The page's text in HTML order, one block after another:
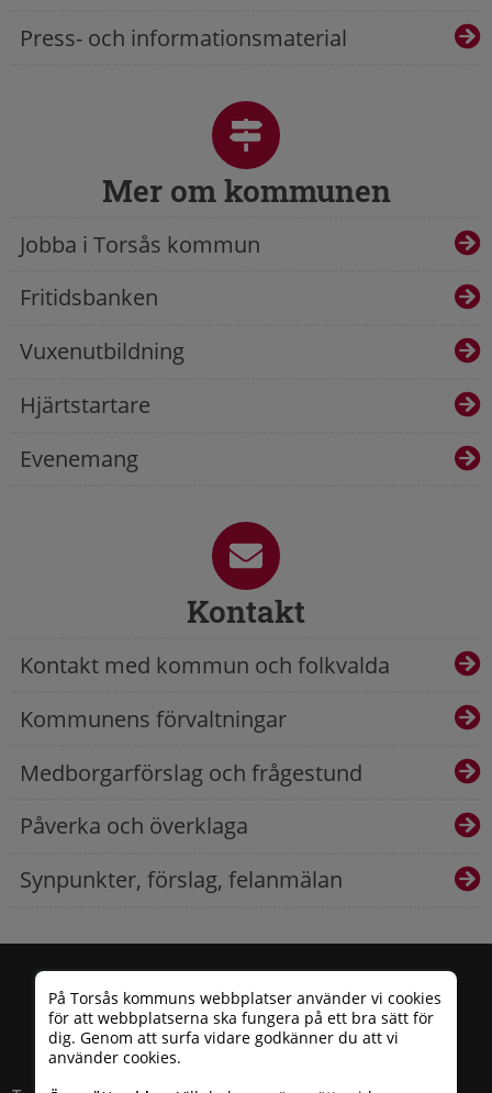
På Torsås kommuns webbplatser använder vi cookies
för att webbplatserna ska fungera på ett bra sätt för
dig. Genom att surfa vidare godkänner du att vi
använder cookies.
Press- och informationsmaterial
Mer om kommunen
Jobba i Torsås kommun
Fritidsbanken
Vuxenutbildning
Hjärtstartare
Evenemang
Kontakt
Kontakt med kommun och folkvalda
Kommunens förvaltningar
Medborgarförslag och frågestund
Påverka och överklaga
Synpunkter, förslag, felanmälan